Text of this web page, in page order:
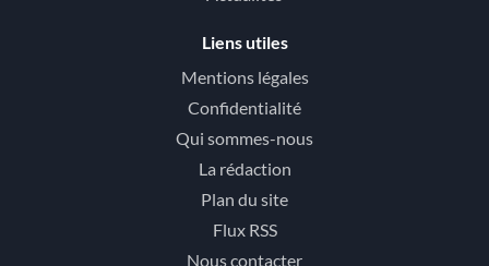
Liens utiles
Mentions légales
Confidentialité
Qui sommes-nous
La rédaction
Plan du site
Flux RSS
Nous contacter